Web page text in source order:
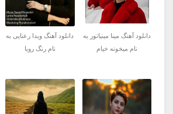
دانلود آهنگ مینا مینیاتور به
نام میخونه خیام
دانلود آهنگ ویدا رعنایی به
نام رنگ رویا